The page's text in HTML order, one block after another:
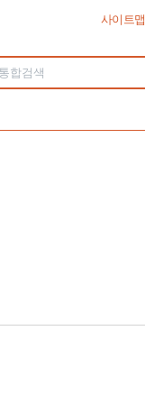
사이트맵